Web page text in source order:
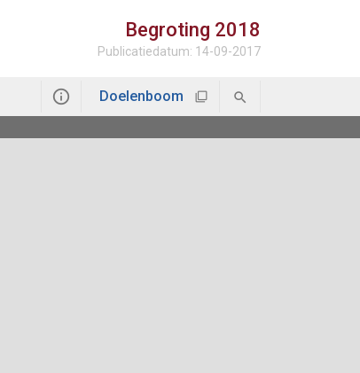
Begroting 2018
Publicatiedatum: 14-09-2017
Doelenboom